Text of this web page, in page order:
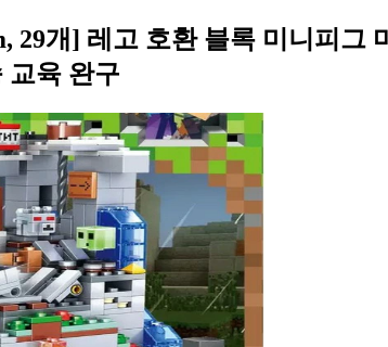
개] 레고 호환 블록 미니피그
교육 완구